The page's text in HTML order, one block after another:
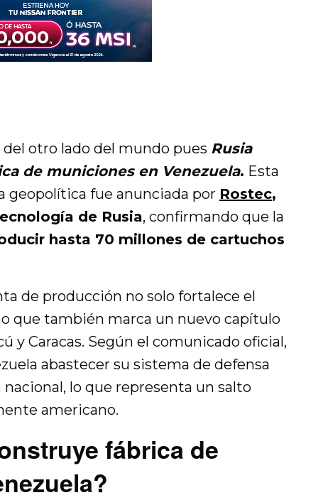
otro lado del mundo pues Rusia
de municiones en Venezuela. Esta
geopolítica fue anunciada por Rostec,
de Rusia, confirmando que la
hasta 70 millones de cartuchos
de producción no solo fortalece el
que también marca un nuevo capítulo
y Caracas. Según el comunicado oficial,
abastecer su sistema de defensa
lo que representa un salto
americano.
fábrica de